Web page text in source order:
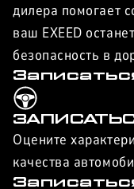
дилера помогает
ваш EXEED
безопасность в
Оцените
качества